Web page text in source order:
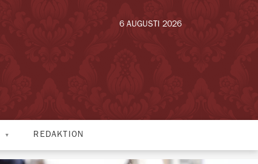
6 AUGUSTI 2026
REDAKTION